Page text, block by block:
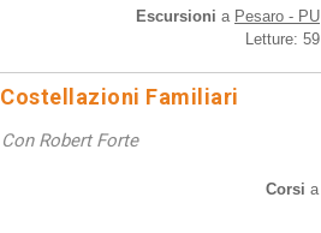
Escursioni a Pesaro - PU
Letture: 59
Costellazioni Familiari
Con Robert Forte
Corsi a